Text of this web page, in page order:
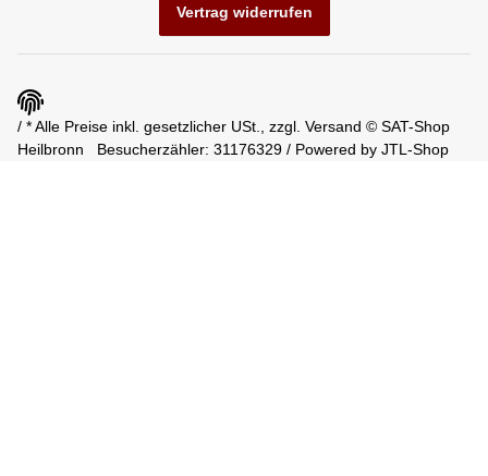
Vertrag widerrufen
/ * Alle Preise inkl. gesetzlicher USt., zzgl. Versand © SAT-Shop
Heilbronn
Besucherzähler: 31176329 / Powered by JTL-Shop